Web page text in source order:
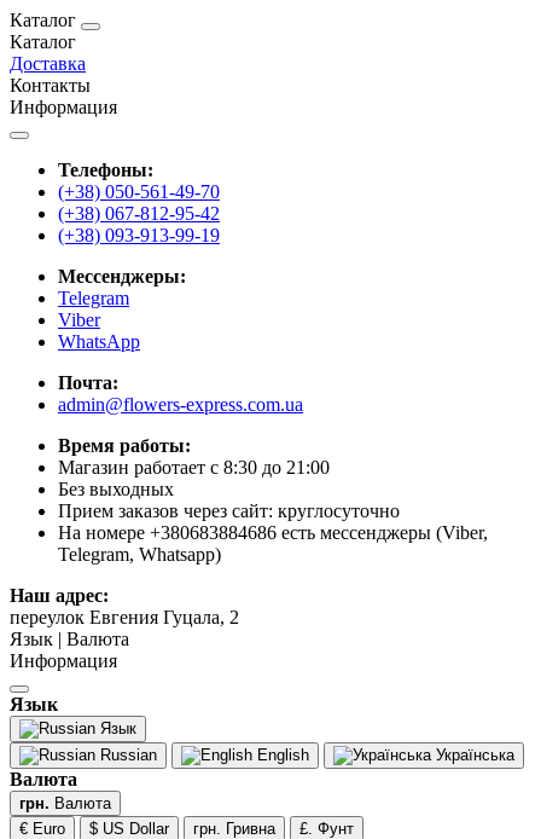
Каталог
Каталог
Доставка
Контакты
Информация
Телефоны:
(+38) 050-561-49-70
(+38) 067-812-95-42
(+38) 093-913-99-19
Мессенджеры:
Telegram
Viber
WhatsApp
Почта:
admin@flowers-express.com.ua
Время работы:
Магазин работает с 8:30 до 21:00
Без выходных
Прием заказов через сайт: круглосуточно
На номере +380683884686 есть мессенджеры (Viber,
Telegram, Whatsapp)
Наш адрес:
переулок Евгения Гуцала, 2
Язык | Валюта
Информация
Язык
Язык
Russian
English Українська
Валюта
грн. Валюта
€ Euro
$ US Dollar грн. Гривна £. Фунт